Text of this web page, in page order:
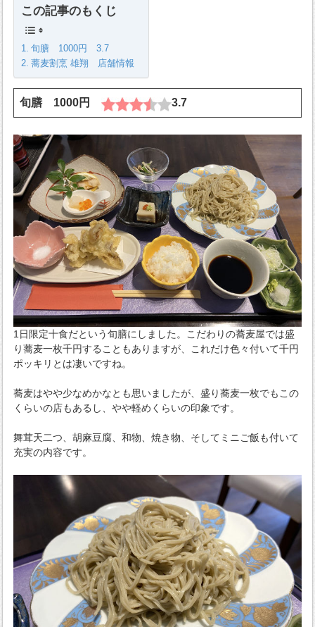
この記事のもくじ
旬膳 1000円 3.7
蕎麦割烹 雄翔 店舗情報
旬膳 1000円 3.7
1日限定十食だという旬膳にしました。こだわりの蕎麦屋では盛
り蕎麦一枚千円することもありますが、これだけ色々付いて千円
ポッキリとは凄いですね。
蕎麦はやや少なめかなとも思いましたが、盛り蕎麦一枚でもこの
くらいの店もあるし、やや軽めくらいの印象です。
舞茸天二つ、胡麻豆腐、和物、焼き物、そしてミニご飯も付いて
充実の内容です。